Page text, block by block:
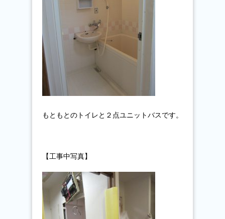
もともとのトイレと２点ユニットバスです。
【工事中写真】